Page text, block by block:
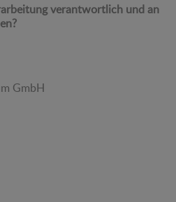
verantwortlich und an
GmbH